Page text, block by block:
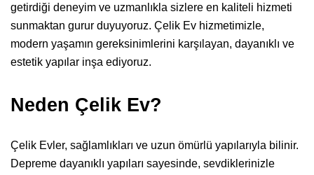
getirdiği deneyim ve uzmanlıkla sizlere en kaliteli hizmeti
sunmaktan gurur duyuyoruz. Çelik Ev hizmetimizle,
modern yaşamın gereksinimlerini karşılayan, dayanıklı ve
estetik yapılar inşa ediyoruz.
Neden Çelik Ev?
Çelik Evler, sağlamlıkları ve uzun ömürlü yapılarıyla bilinir.
Depreme dayanıklı yapıları sayesinde, sevdiklerinizle